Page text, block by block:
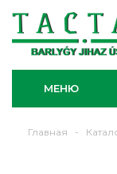
МЕНЮ
Главная -